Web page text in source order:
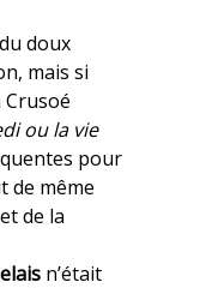
doux
mais si
ou la vie
pour
de même
de la
n’était